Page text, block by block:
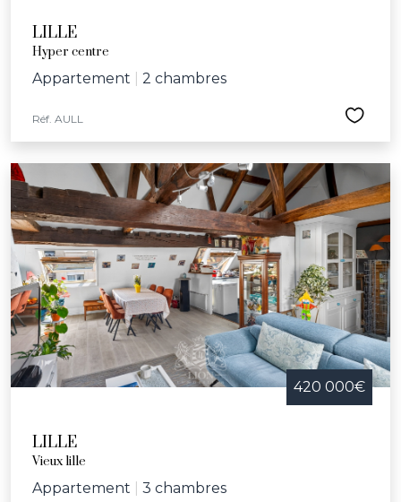
LILLE
Hyper centre
Appartement 2 chambres
Réf. AULL
420 000€
LILLE
Vieux lille
Appartement 3 chambres